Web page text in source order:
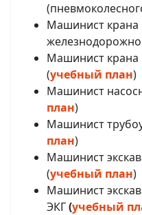
Машинист крана
Машинист крана
(учебный план)
Машинист
план)
Машинист
план)
Машинист
(учебный план)
Машинист
ЭКГ(учебный